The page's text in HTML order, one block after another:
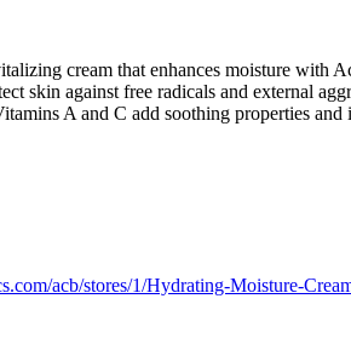
cream that enhances moisture with
skin against free radicals and external
A and C add soothing properties
acb/stores/1/Hydrating-Moisture-